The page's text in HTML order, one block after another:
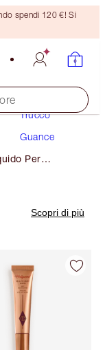
spendi 120 €! Si
Trucco
Guance
Per
Scopri di più